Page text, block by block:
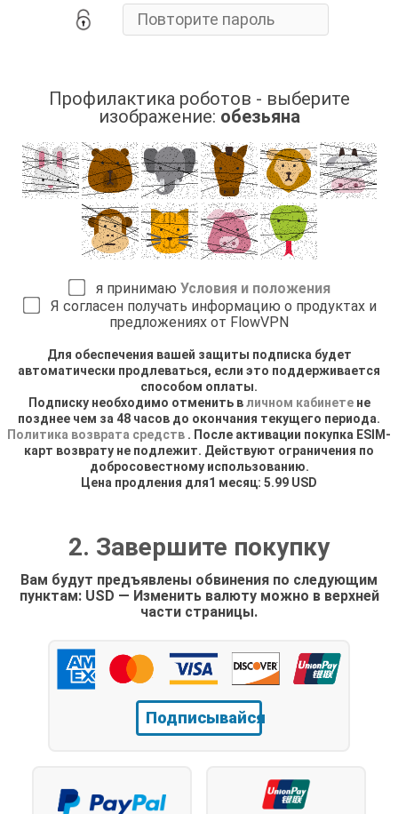
Профилактика роботов - выберите
изображение: обезьяна
я принимаю Условия и положения
Я согласен получать информацию о продуктах и
предложениях от FlowVPN
Для обеспечения вашей защиты подписка будет
автоматически продлеваться, если это поддерживается
способом оплаты.
Подписку необходимо отменить вличном кабинетене
позднее чем за 48 часов до окончания текущего периода.
Политика возврата средств . После активации покупка ESIM-
карт возврату не подлежит. Действуют ограничения по
добросовестному использованию.
Цена продления для1 месяц: 5.99 USD
2. Завершите покупку
Вам будут предъявлены обвинения по следующим
пунктам: USD — Изменить валюту можно в верхней
части страницы.
Подписывайся